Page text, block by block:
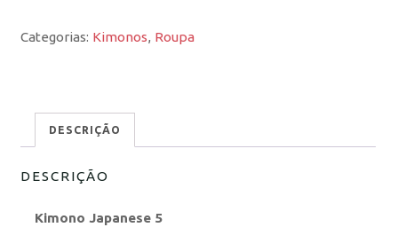
Categorias: Kimonos, Roupa
DESCRIÇÃO
DESCRIÇÃO
Kimono Japanese 5